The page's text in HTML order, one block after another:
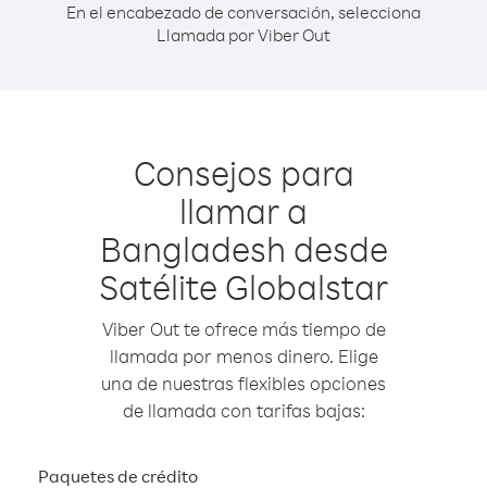
En el encabezado de conversación, selecciona
Llamada por Viber Out
Consejos para
llamar a
Bangladesh desde
Satélite Globalstar
Viber Out te ofrece más tiempo de
llamada por menos dinero. Elige
una de nuestras flexibles opciones
de llamada con tarifas bajas:
Paquetes de crédito